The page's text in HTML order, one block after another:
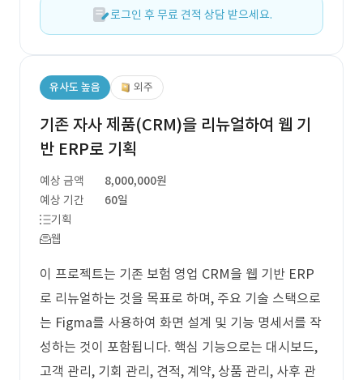
로그인 후 무료 견적 상담 받으세요.
유사도 높음 외주
기존 자사 제품(CRM)을 리뉴얼하여 웹 기
반 ERP로 기획
예상 금액
8,000,000원
예상 기간
60일
기획
웹
이 프로젝트는 기존 보험 영업 CRM을 웹 기반 ERP
로 리뉴얼하는 것을 목표로 하며, 주요 기술 스택으로
는 Figma를 사용하여 화면 설계 및 기능 명세서를 작
성하는 것이 포함됩니다. 핵심 기능으로는 대시보드,
고객 관리, 기회 관리, 견적, 계약, 상품 관리, 사후 관